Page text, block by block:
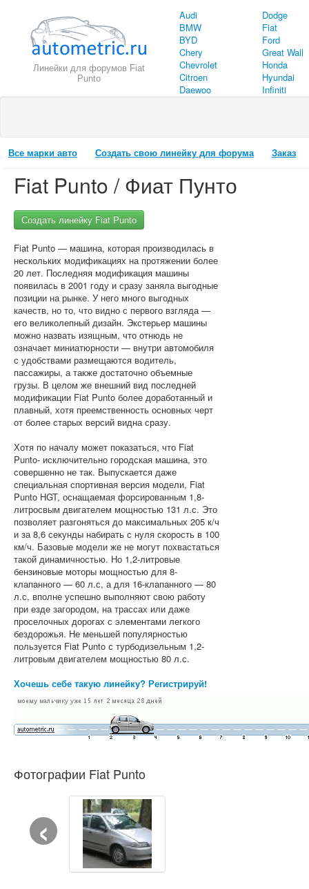
Линейки для форумов Fiat
Punto
Audi
BMW
BYD
Chery
Chevrolet
Citroen
Daewoo
Dodge
Fiat
Ford
Great Wall
Honda
Hyundai
Infiniti
Все марки авто Создать свою линейку для форума Заказ
Fiat Punto / Фиат Пунто
Создать линейку Fiat Punto
Fiat Punto — машина, которая производилась в
нескольких модификациях на протяжении более
20 лет. Последняя модификация машины
появилась в 2001 году и сразу заняла выгодные
позиции на рынке. У него много выгодных
качеств, но то, что видно с первого взгляда —
его великолепный дизайн. Экстерьер машины
можно назвать изящным, что отнюдь не
означает миниатюрности — внутри автомобиля
с удобствами размещаются водитель,
пассажиры, а также достаточно объемные
грузы. В целом же внешний вид последней
модификации Fiat Punto более доработанный и
плавный, хотя преемственность основных черт
от более старых версий видна сразу.
Хотя по началу может показаться, что Fiat
Punto- исключительно городская машина, это
совершенно не так. Выпускается даже
специальная спортивная версия модели, Fiat
Punto HGT, оснащаемая форсированным 1,8-
литросвым двигателем мощностью 131 л.с. Это
позволяет разгоняться до максимальных 205 к/ч
и за 8,6 секунды набирать с нуля скорость в 100
км/ч. Базовые модели же не могут похвастаться
такой динамичностью. Но 1,2-литровые
бензиновые моторы мощностью для 8-
клапанного — 60 л.с, а для 16-клапанного — 80
л.с, вполне успешно выполняют свою работу
при езде загородом, на трассах или даже
проселочных дорогах с элементами легкого
бездорожья. Не меньшей популярностью
пользуется Fiat Punto с турбодизельным 1,2-
литровым двигателем мощностью 80 л.с.
Хочешь себе такую линейку? Регистрируй!
Фотографии Fiat Punto
‹